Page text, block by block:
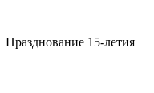
Празднование 15-летия